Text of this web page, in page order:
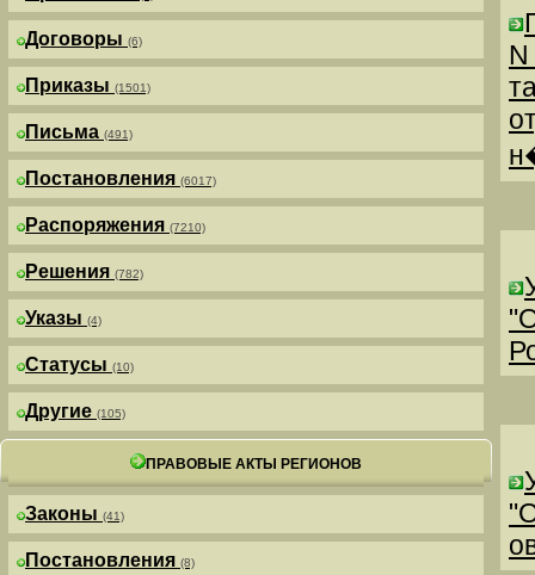
Договоры (6)
Приказы (1501)
Письма (491)
Постановления (6017)
Распоряжения (7210)
Решения (782)
Указы (4)
Статусы (10)
Другие (105)
ПРАВОВЫЕ АКТЫ РЕГИОНОВ
Законы (41)
Постановления (8)